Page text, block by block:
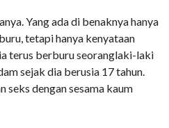
Yang ada di benaknya hanya
tetapi hanya kenyataan
terus berburu seoranglaki-laki
sejak dia berusia 17 tahun.
seks dengan sesama kaum